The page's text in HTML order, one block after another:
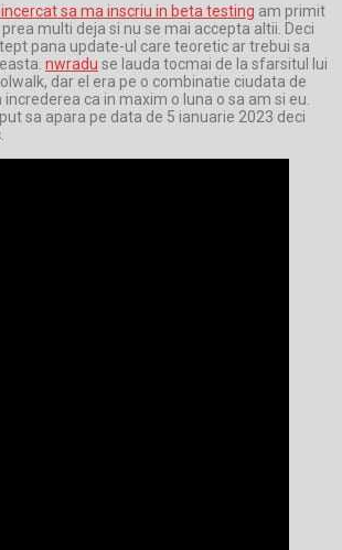
sa ma inscriu in beta testing am primit
multi deja si nu se mai accepta altii. Deci
pana update-ul care teoretic ar trebui sa
nwradu se lauda tocmai de la sfarsitul lui
dar el era pe o combinatie ciudata de
ca in maxim o luna o sa am si eu.
sa apara pe data de 5 ianuarie 2023 deci